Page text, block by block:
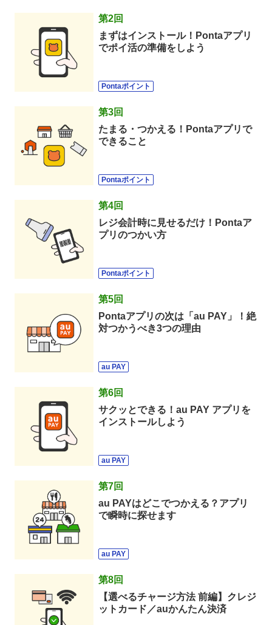
第2回
まずはインストール！Pontaアプリ
でポイ活の準備をしよう
Pontaポイント
第3回
たまる・つかえる！Pontaアプリで
できること
Pontaポイント
第4回
レジ会計時に見せるだけ！Pontaア
プリのつかい方
Pontaポイント
第5回
Pontaアプリの次は「au PAY」！絶
対つかうべき3つの理由
au PAY
第6回
サクッとできる！au PAY アプリを
インストールしよう
au PAY
第7回
au PAYはどこでつかえる？アプリ
で瞬時に探せます
au PAY
第8回
【選べるチャージ方法 前編】クレジ
ットカード／auかんたん決済